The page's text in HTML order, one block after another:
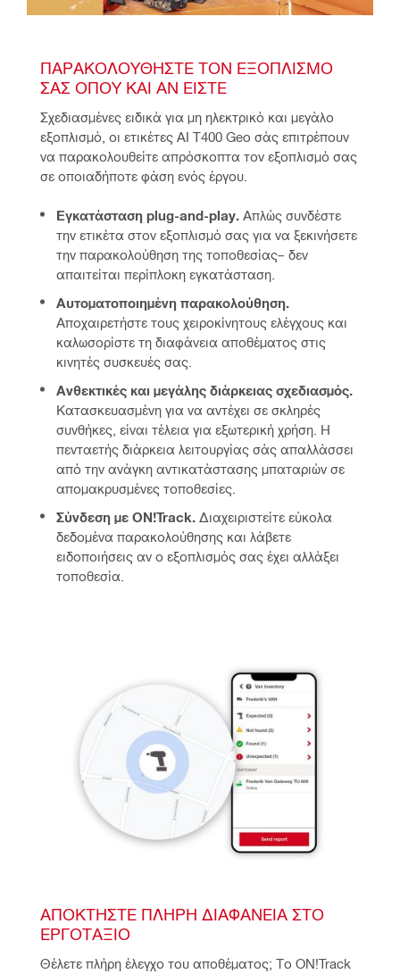
ΠΑΡΑΚΟΛΟΥΘΉΣΤΕ ΤΟΝ ΕΞΟΠΛΙΣΜΌ
ΣΑΣ ΌΠΟΥ ΚΑΙ ΑΝ ΕΊΣΤΕ
Σχεδιασμένες ειδικά για μη ηλεκτρικό και μεγάλο
εξοπλισμό, οι ετικέτες AI T400 Geo σάς επιτρέπουν
να παρακολουθείτε απρόσκοπτα τον εξοπλισμό σας
σε οποιαδήποτε φάση ενός έργου.
Εγκατάσταση plug-and-play. Απλώς συνδέστε
την ετικέτα στον εξοπλισμό σας για να ξεκινήσετε
την παρακολούθηση της τοποθεσίας– δεν
απαιτείται περίπλοκη εγκατάσταση.
Αυτοματοποιημένη παρακολούθηση.
Αποχαιρετήστε τους χειροκίνητους ελέγχους και
καλωσορίστε τη διαφάνεια αποθέματος στις
κινητές συσκευές σας.
Ανθεκτικές και μεγάλης διάρκειας σχεδιασμός.
Κατασκευασμένη για να αντέχει σε σκληρές
συνθήκες, είναι τέλεια για εξωτερική χρήση. Η
πενταετής διάρκεια λειτουργίας σάς απαλλάσσει
από την ανάγκη αντικατάστασης μπαταριών σε
απομακρυσμένες τοποθεσίες.
Σύνδεση με ON!Track. Διαχειριστείτε εύκολα
δεδομένα παρακολούθησης και λάβετε
ειδοποιήσεις αν ο εξοπλισμός σας έχει αλλάξει
τοποθεσία.
ΑΠΟΚΤΉΣΤΕ ΠΛΉΡΗ ΔΙΑΦΆΝΕΙΑ ΣΤΟ
ΕΡΓΟΤΆΞΙΟ
Θέλετε πλήρη έλεγχο του αποθέματος; Το ON!Track